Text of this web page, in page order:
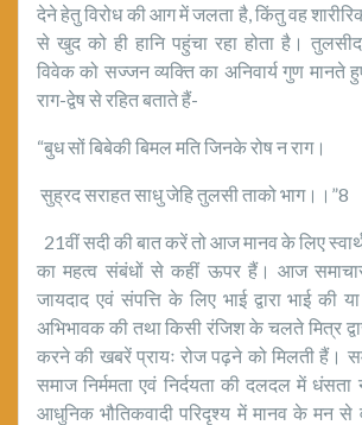
देने हेतु विरोध की आग में जलता है, किंतु वह
से खुद को ही हानि पहुंचा रहा होता है।
विवेक को सज्जन व्यक्ति का अनिवार्य गुण मानते
राग-द्वेष से रहित बताते हैं-
“बुध सों बिबेकी बिमल मति जिनके रोष न राग।
सुह्रद सराहत साधु जेहि तुलसी ताको भाग।।”8
21वीं सदी की बात करें तो आज मानव के लिए
का महत्व संबंधों से कहीं ऊपर हैं। आज
जायदाद एवं संपत्ति के लिए भाई द्वारा भाई की
अभिभावक की तथा किसी रंजिश के चलते मित्र
करने की खबरें प्रायः रोज पढ़ने को मिलती हैं।
समाज निर्ममता एवं निर्दयता की दलदल में
आधुनिक भौतिकवादी परिदृश्य में मानव के मन से